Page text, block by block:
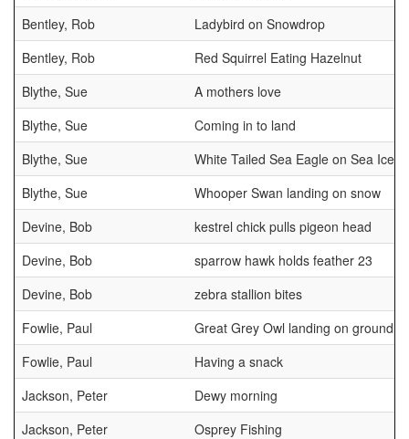
Bentley, Rob
Ladybird on Snowdrop
Bentley, Rob
Red Squirrel Eating Hazelnut
Blythe, Sue
A mothers love
Blythe, Sue
Coming in to land
Blythe, Sue
White Tailed Sea Eagle on Sea Ice
Blythe, Sue
Whooper Swan landing on snow
Devine, Bob
kestrel chick pulls pigeon head
Devine, Bob
sparrow hawk holds feather 23
Devine, Bob
zebra stallion bites
Fowlie, Paul
Great Grey Owl landing on ground
Fowlie, Paul
Having a snack
Jackson, Peter
Dewy morning
Jackson, Peter
Osprey Fishing